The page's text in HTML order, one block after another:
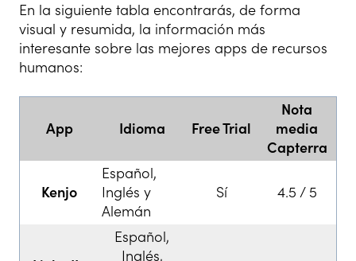
En la siguiente tabla encontrarás, de forma
visual y resumida, la información más
interesante sobre las mejores apps de recursos
humanos:
App Idioma Free Trial
Nota
media
Capterra
Kenjo
Español,
Inglés y
Alemán
Sí 4.5 / 5
Español,
Inglés,